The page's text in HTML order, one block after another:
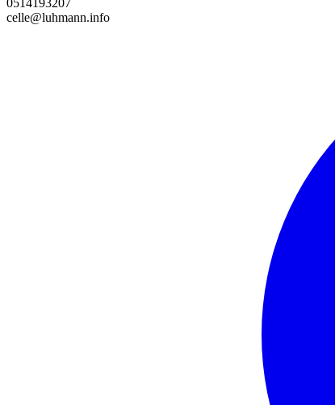
0514193207
celle@luhmann.info